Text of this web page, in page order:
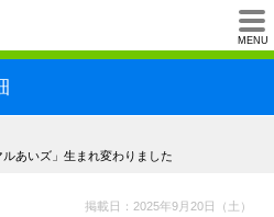
MENU
般財団法人石川
ルあいズ」生まれ変わりました
掲載日：2025年9月20日（土）